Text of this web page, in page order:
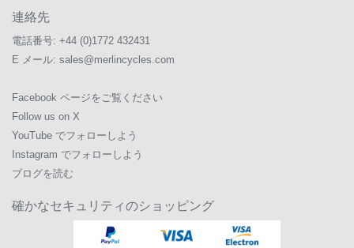
連絡先
電話番号: +44 (0)1772 432431
E メール: sales@merlincycles.com
Facebook ページをご覧ください
Follow us on X
YouTube でフォローしよう
Instagram でフォローしよう
ブログを読む
確かなセキュリティのショッピング